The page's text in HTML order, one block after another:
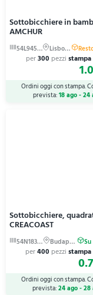
Sottobicchiere in
AMCHUR
per300 pezzi
Ordini oggi con stampa.
prevista:18 ago - 24
Sottobicchiere,
CREACOAST
per400 pezzi
Ordini oggi con stampa.
prevista:24 ago - 28